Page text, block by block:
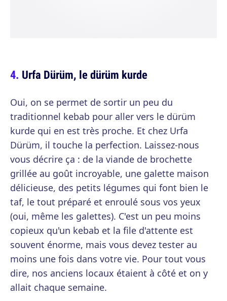
Urfa Dürüm, le dürüm kurde
Oui, on se permet de sortir un peu du
traditionnel kebab pour aller vers le dürüm
kurde qui en est très proche. Et chez Urfa
Dürüm, il touche la perfection. Laissez-nous
vous décrire ça : de la viande de brochette
grillée au goût incroyable, une galette maison
délicieuse, des petits légumes qui font bien le
taf, le tout préparé et enroulé sous vos yeux
(oui, même les galettes). C'est un peu moins
copieux qu'un kebab et la file d'attente est
souvent énorme, mais vous devez tester au
moins une fois dans votre vie. Pour tout vous
dire, nos anciens locaux étaient à côté et on y
allait chaque semaine.